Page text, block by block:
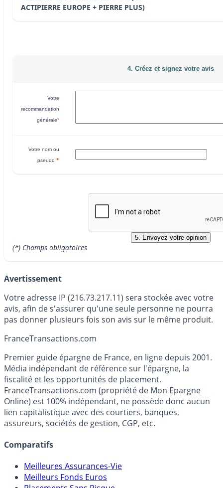
ACTIPIERRE EUROPE + PIERRE PLUS)
4. Créez et signez votre avis
Votre
recommandation
générale*
Votre nom ou
pseudo *
(*) Champs obligatoires
Avertissement
Votre adresse IP (216.73.217.11) sera stockée avec votre
avis, afin de s'assurer qu'une seule personne ne pourra
pas donner plusieurs fois son avis sur le même produit.
FranceTransactions.com
Premier guide épargne de France, en ligne depuis 2001.
Média indépendant de référence sur l'épargne, la
fiscalité et les opportunités de placement.
FranceTransactions.com (propriété de Mon Epargne
Online) est 100% indépendant, ne possède donc aucun
lien capitalistique avec des courtiers, banques,
assureurs, sociétés de gestion, CGP, etc.
Comparatifs
Meilleures Assurances-Vie
Meilleurs Fonds Euros